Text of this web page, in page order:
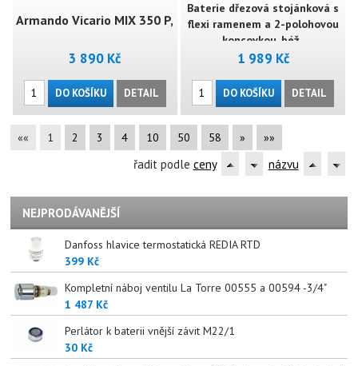
Armando Vicario MIX 350 P,
chrom
3 890 Kč
DO KOŠÍKU DETAIL
Baterie dřezová stojánková s
flexi ramenem a 2-polohovou
koncovkou, béž..
1 989 Kč
DO KOŠÍKU DETAIL
«« 1 2 3 4 10 50 58 » »»
řadit podle ceny názvu
NEJPRODÁVANĚJŠÍ
Danfoss hlavice termostatická REDIA RTD
399 Kč
Kompletní náboj ventilu La Torre 00555 a 00594 -3/4"
1 487 Kč
Perlátor k baterii vnější závit M22/1
30 Kč